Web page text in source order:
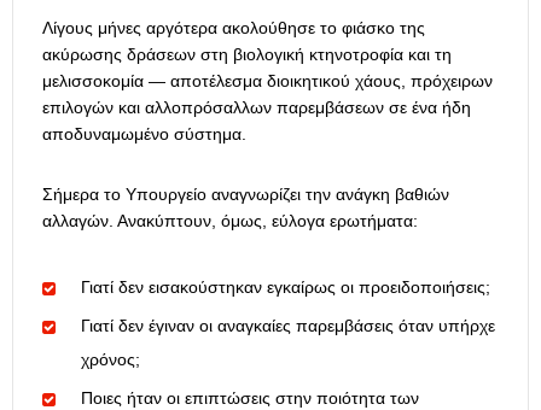
Λίγους μήνες αργότερα ακολούθησε το φιάσκο της
ακύρωσης δράσεων στη βιολογική κτηνοτροφία και τη
μελισσοκομία — αποτέλεσμα διοικητικού χάους, πρόχειρων
επιλογών και αλλοπρόσαλλων παρεμβάσεων σε ένα ήδη
αποδυναμωμένο σύστημα.
Σήμερα το Υπουργείο αναγνωρίζει την ανάγκη βαθιών
αλλαγών. Ανακύπτουν, όμως, εύλογα ερωτήματα:
Γιατί δεν εισακούστηκαν εγκαίρως οι προειδοποιήσεις;
Γιατί δεν έγιναν οι αναγκαίες παρεμβάσεις όταν υπήρχε
χρόνος;
Ποιες ήταν οι επιπτώσεις στην ποιότητα των